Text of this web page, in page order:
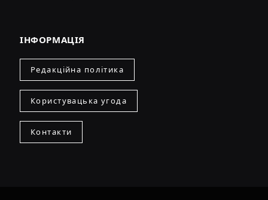
ІНФОРМАЦІЯ
Редакційна політика
Користувацька угода
Контакти